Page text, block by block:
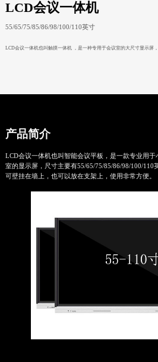
LCD会议一体机
55/65/75/85/86/98/100/110英寸
LCD会议一体机也叫触摸一体机 ，是一种专用于会议室的大尺寸显示屏
产品简介
LCD会议一体机也叫智能会议平板，是一款专业用于
室的显示屏，尺寸主要有55/65/75/85/86/98/100/110
可壁挂在墙上，也可以放在支架上，使用非常方便。